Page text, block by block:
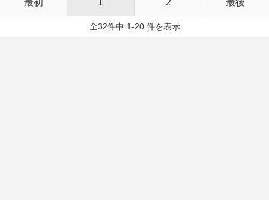
最初 1 2 最後
全32件中 1-20 件を表示